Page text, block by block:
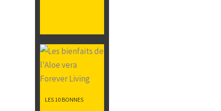
LES 10 BONNES